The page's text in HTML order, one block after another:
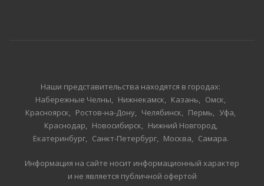
Наши представительства находятся в городах:
Набережные Челны
Нижнекамск Казань
Омск
Красноярск
Ростов-на-Дону Челябинск Пермь
Уфа
Краснодар
Новосибирск
Нижний Новгород
Екатеринбург
Санкт-Петербург Москва Самара
Информация на сайте носит информационный характер
и не является публичной офертой